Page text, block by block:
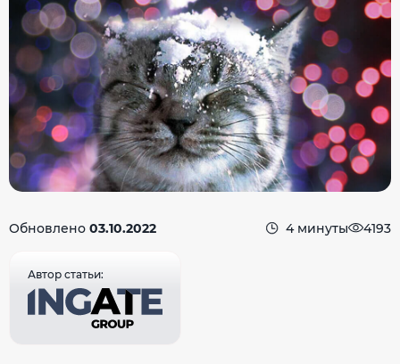
Обновлено 03.10.2022 4 минуты 4193
Автор статьи: